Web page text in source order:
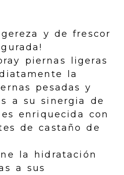
y de frescor
piernas ligeras
la
pesadas y
a su sinergia de
enriquecida con
de castaño de
la hidratación
a sus